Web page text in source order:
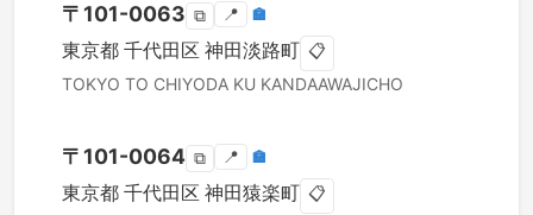
〒 101-0063 ⧉ 📍 🏣
東京都 千代田区 神田淡路町 📋
TOKYO TO CHIYODA KU KANDAAWAJICHO
〒 101-0064 ⧉ 📍 🏣
東京都 千代田区 神田猿楽町 📋